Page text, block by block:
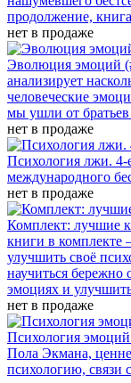
продолжение,
нет в продаже
Эволюция эмоций
анализирует
человеческие
мы ушли от
нет в продаже
Психология лжи. 4-
международного
нет в продаже
Комплект: лучшие
книги в комплекте
улучшить своё
научиться бережно
эмоциях и
нет в продаже
Психология
Пола Экмана,
психологию, связи